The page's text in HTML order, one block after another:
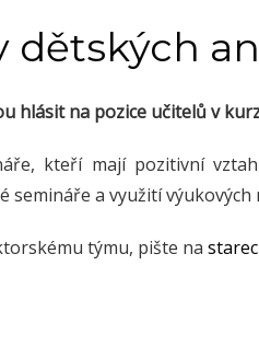
dětských
hlásit na pozice učitelů v
kteří mají pozitivní
semináře a využití
týmu, pište na